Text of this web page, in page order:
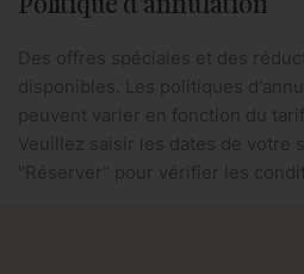
Politique d'annulation
Des offres spéciales et des
disponibles. Les politiques
peuvent varier en fonction du tarif
Veuillez saisir les dates de votre
"Réserver" pour vérifier les